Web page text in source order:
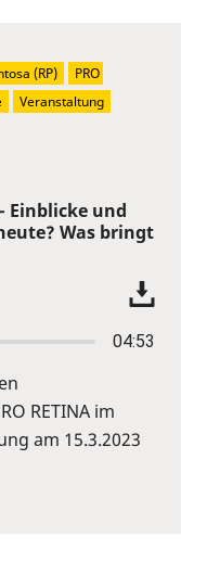
Einblicke und
Was bringt
04:53
RETINA im
am 15.3.2023
(RP)
PRO
Veranstaltung